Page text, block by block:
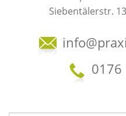
Siebentälerstr.
0176